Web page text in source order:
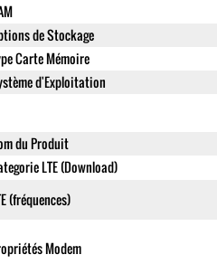
de Stockage
Carte Mémoire
d'Exploitation
du Produit
LTE (Download)
(fréquences)
Modem